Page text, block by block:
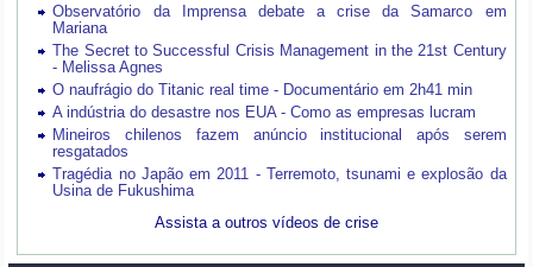
Observatório da Imprensa debate a crise da Samarco em
Mariana
The Secret to Successful Crisis Management in the 21st Century
- Melissa Agnes
O naufrágio do Titanic real time - Documentário em 2h41 min
A indústria do desastre nos EUA - Como as empresas lucram
Mineiros chilenos fazem anúncio institucional após serem
resgatados
Tragédia no Japão em 2011 - Terremoto, tsunami e explosão da
Usina de Fukushima
Assista a outros vídeos de crise